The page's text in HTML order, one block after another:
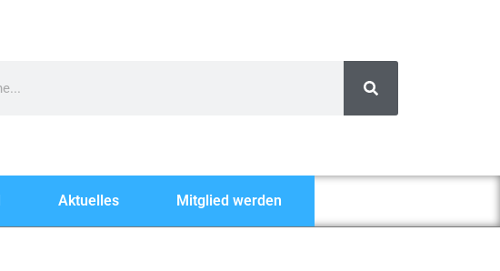
Aktuelles Mitglied werden